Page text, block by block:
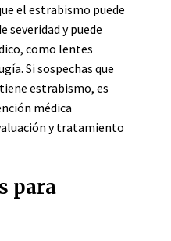
el estrabismo puede
severidad y puede
como lentes
Si sospechas que
estrabismo, es
médica
y tratamiento
para